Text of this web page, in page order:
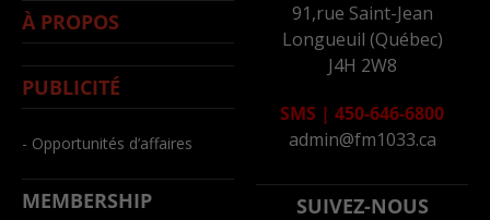
À PROPOS
PUBLICITÉ
- Opportunités d’affaires
MEMBERSHIP
91,rue Saint-Jean
Longueuil (Québec)
J4H 2W8
SMS | 450-646-6800
admin@fm1033.ca
SUIVEZ-NOUS